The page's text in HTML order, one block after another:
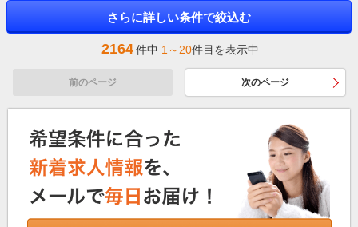
さらに詳しい条件で絞込む
2164件中 1～20件目を表示中
前のページ 次のページ